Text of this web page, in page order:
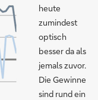
heute
zumindest
optisch
besser da als
jemals zuvor.
Die Gewinne
sind rund ein